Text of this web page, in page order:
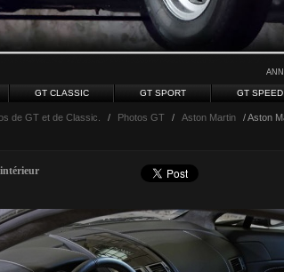
GT CLASSIC GT SPORT GT SPEED
de GT et de Classic. / Photos GT / Aston Martin / Aston